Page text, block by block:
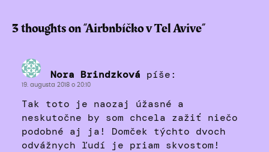
3 thoughts on “Airbnbíčko v Tel Avive”
Nora Brindzková píše:
19. augusta 2018 o 20:10
Tak toto je naozaj úžasné a
neskutočne by som chcela zažiť niečo
podobné aj ja! Domček týchto dvoch
odvážnych ľudí je priam skvostom!